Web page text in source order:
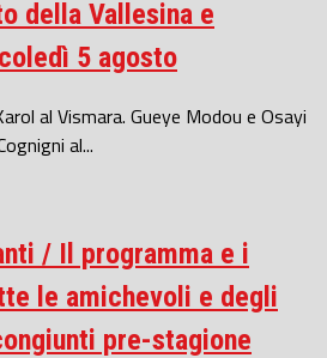
della Vallesina e
5 agosto
al Vismara. Gueye Modou e Osayi
al...
/ Il programma e i
le amichevoli e degli
pre-stagione